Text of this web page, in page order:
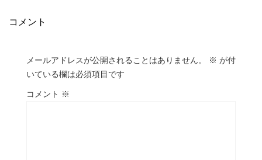
コメント
メールアドレスが公開されることはありません。 ※ が付
いている欄は必須項目です
コメント ※